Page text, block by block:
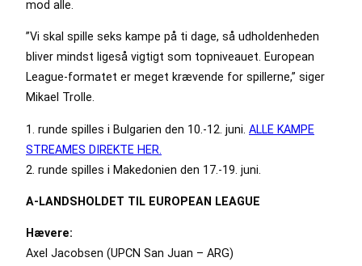
mod alle.
”Vi skal spille seks kampe på ti dage, så udholdenheden
bliver mindst ligeså vigtigt som topniveauet. European
League-formatet er meget krævende for spillerne,” siger
Mikael Trolle.
1. runde spilles i Bulgarien den 10.-12. juni. ALLE KAMPE
STREAMES DIREKTE HER.
2. runde spilles i Makedonien den 17.-19. juni.
A-LANDSHOLDET TIL EUROPEAN LEAGUE
Hævere:
Axel Jacobsen (UPCN San Juan – ARG)